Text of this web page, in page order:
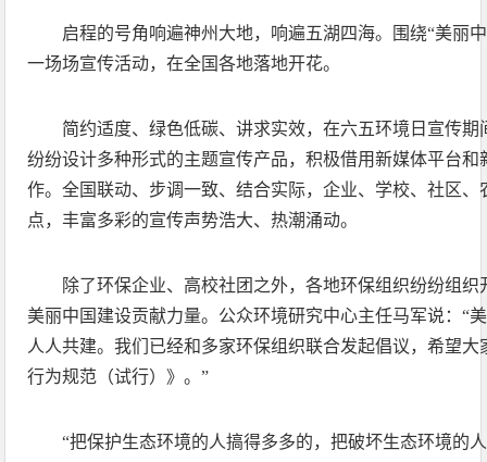
启程的号角响遍神州大地，响遍五湖四海。围绕“美丽
一场场宣传活动，在全国各地落地开花。
简约适度、绿色低碳、讲求实效，在六五环境日宣传
纷纷设计多种形式的主题宣传产品，积极借用新媒体平台
作。全国联动、步调一致、结合实际，企业、学校、社区
点，丰富多彩的宣传声势浩大、热潮涌动。
除了环保企业、高校社团之外，各地环保组织纷纷组
美丽中国建设贡献力量。公众环境研究中心主任马军说：“
人人共建。我们已经和多家环保组织联合发起倡议，希望
行为规范（试行）》。”
“把保护生态环境的人搞得多多的，把破坏生态环境的